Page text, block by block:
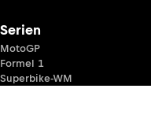
Serien
MotoGP
Formel 1
Superbike-WM